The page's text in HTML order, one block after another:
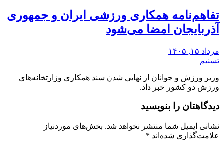
تفاهم‌نامه همکاری ورزشی ایران و جمهوری
آذربایجان امضا می‌شود
مرداد ۱۵, ۱۴۰۵
تسنیم
وزیر ورزش و جوانان از نهایی شدن سند همکاری وزارتخانه‌های
ورزش دو کشور خبر داد.
دیدگاهتان را بنویسید
نشانی ایمیل شما منتشر نخواهد شد. بخش‌های موردنیاز
علامت‌گذاری شده‌اند *